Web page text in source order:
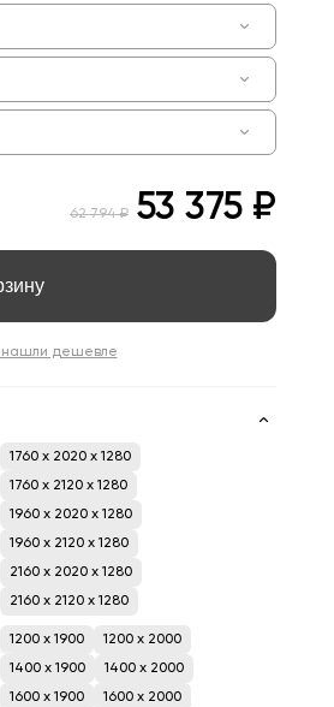
62 794 ₽ 53 375 ₽
нашли дешевле
1760 x 2020 x 1280
1760 x 2120 x 1280
1960 x 2020 x 1280
1960 x 2120 x 1280
2160 x 2020 x 1280
2160 x 2120 x 1280
1200 х 1900
1200 х 2000
1400 х 1900
1400 х 2000
1600 х 1900
1600 х 2000